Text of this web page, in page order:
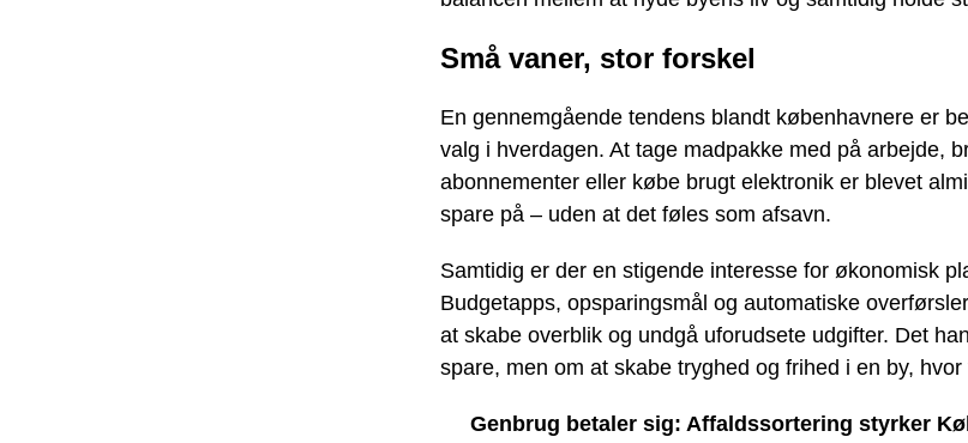
Små vaner, stor forskel
En gennemgående tendens blandt københavnere er
valg i hverdagen. At tage madpakke med på arbejde,
abonnementer eller købe brugt elektronik er blevet
spare på – uden at det føles som afsavn.
Samtidig er der en stigende interesse for økonomisk
Budgetapps, opsparingsmål og automatiske
at skabe overblik og undgå uforudsete udgifter. Det
spare, men om at skabe tryghed og frihed i en by,
Genbrug betaler sig: Affaldssortering styrker